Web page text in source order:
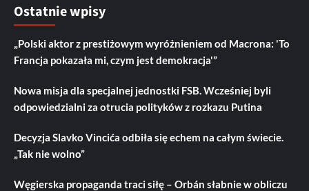
Ostatnie wpisy
„Polski aktor z prestiżowym wyróżnieniem od Macrona: 'To
Francja pokazała mi, czym jest demokracja'”
Nowa misja dla specjalnej jednostki FSB. Wcześniej byli
odpowiedzialni za otrucia polityków z rozkazu Putina
Decyzja Slavko Vincića odbiła się echem na całym świecie.
„Tak nie wolno”
Węgierska propaganda traci siłę – Orbán słabnie w obliczu